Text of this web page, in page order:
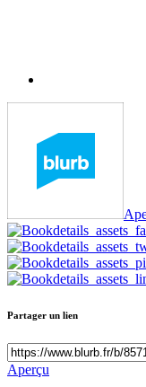
Partager un lien
Aperçu